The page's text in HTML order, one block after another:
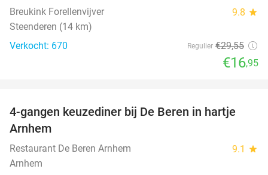
Breukink Forellenvijver 9.8 star
Steenderen (14 km)
Verkocht: 670
Regulier €29,55
€16,95
46%
4-gangen keuzediner bij De Beren in hartje
Arnhem
Restaurant De Beren Arnhem 9.1 star
Arnhem